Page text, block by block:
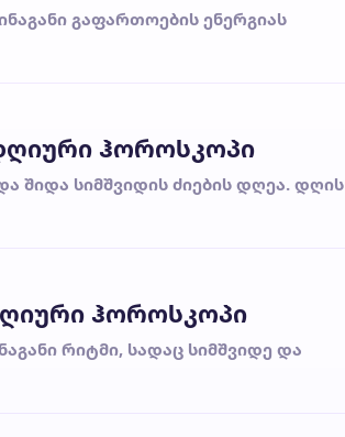
გაფართოების ენერგიას
ჰოროსკოპი
შიდა სიმშვიდის ძიების დღეა. დღის
ჰოროსკოპი
რიტმი, სადაც სიმშვიდე და